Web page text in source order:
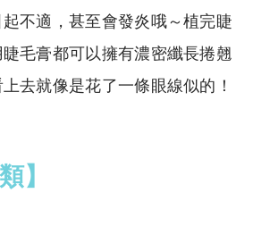
不適，甚至會發炎哦～植完睫
毛膏都可以擁有濃密纖長捲翹
去就像是花了一條眼線似的！
】